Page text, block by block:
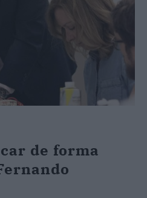
de forma